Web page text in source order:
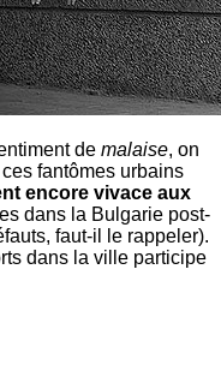
de malaise, on
fantômes urbains
encore vivace aux
dans la Bulgarie post-
faut-il le rappeler).
dans la ville participe